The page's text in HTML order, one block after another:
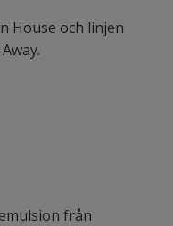
House och linjen
från